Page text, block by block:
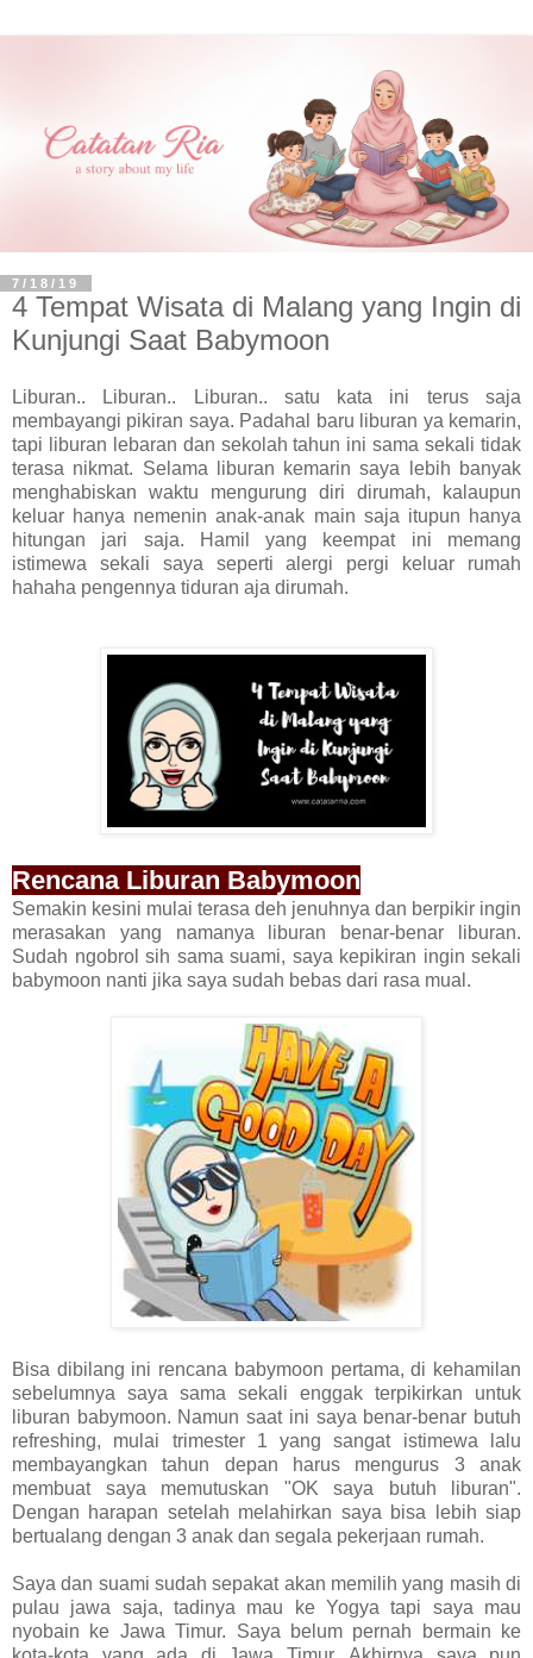
7/18/19
4 Tempat Wisata di Malang yang Ingin di
Kunjungi Saat Babymoon
Liburan.. Liburan.. Liburan.. satu kata ini terus saja
membayangi pikiran saya. Padahal baru liburan ya kemarin,
tapi liburan lebaran dan sekolah tahun ini sama sekali tidak
terasa nikmat. Selama liburan kemarin saya lebih banyak
menghabiskan waktu mengurung diri dirumah, kalaupun
keluar hanya nemenin anak-anak main saja itupun hanya
hitungan jari saja. Hamil yang keempat ini memang
istimewa sekali saya seperti alergi pergi keluar rumah
hahaha pengennya tiduran aja dirumah.
Rencana Liburan Babymoon
Semakin kesini mulai terasa deh jenuhnya dan berpikir ingin
merasakan yang namanya liburan benar-benar liburan.
Sudah ngobrol sih sama suami, saya kepikiran ingin sekali
babymoon nanti jika saya sudah bebas dari rasa mual.
Bisa dibilang ini rencana babymoon pertama, di kehamilan
sebelumnya saya sama sekali enggak terpikirkan untuk
liburan babymoon. Namun saat ini saya benar-benar butuh
refreshing, mulai trimester 1 yang sangat istimewa lalu
membayangkan tahun depan harus mengurus 3 anak
membuat saya memutuskan "OK saya butuh liburan".
Dengan harapan setelah melahirkan saya bisa lebih siap
bertualang dengan 3 anak dan segala pekerjaan rumah.
Saya dan suami sudah sepakat akan memilih yang masih di
pulau jawa saja, tadinya mau ke Yogya tapi saya mau
nyobain ke Jawa Timur. Saya belum pernah bermain ke